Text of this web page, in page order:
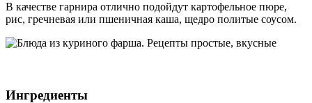
В качестве гарнира отлично подойдут картофельное пюре,
рис, гречневая или пшеничная каша, щедро политые соусом.
Ингредиенты